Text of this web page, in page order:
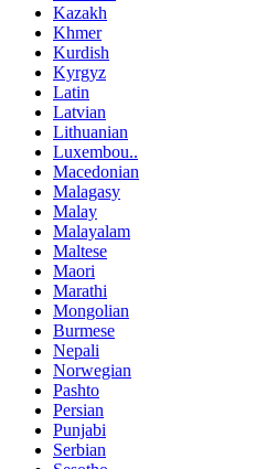
Kazakh
Khmer
Kurdish
Kyrgyz
Latin
Latvian
Lithuanian
Luxembou..
Macedonian
Malagasy
Malay
Malayalam
Maltese
Maori
Marathi
Mongolian
Burmese
Nepali
Norwegian
Pashto
Persian
Punjabi
Serbian